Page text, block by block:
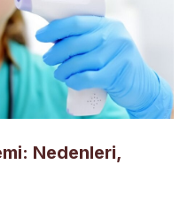
Nedenleri,